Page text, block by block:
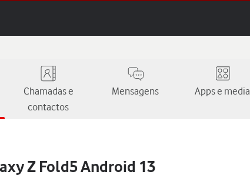
Chamadas e
contactos
Mensagens Apps e media
Z Fold5 Android 13